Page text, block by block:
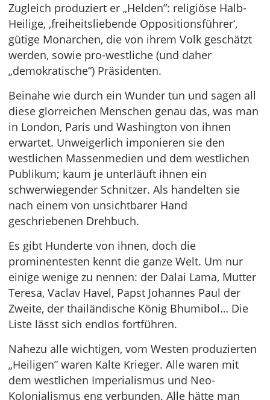
Zugleich produziert er „Helden”: religiöse Halb-
Heilige, ‚freiheitsliebende Oppositionsführer‘,
gütige Monarchen, die von ihrem Volk geschätzt
werden, sowie pro-westliche (und daher
„demokratische“) Präsidenten.
Beinahe wie durch ein Wunder tun und sagen all
diese glorreichen Menschen genau das, was man
in London, Paris und Washington von ihnen
erwartet. Unweigerlich imponieren sie den
westlichen Massenmedien und dem westlichen
Publikum; kaum je unterläuft ihnen ein
schwerwiegender Schnitzer. Als handelten sie
nach einem von unsichtbarer Hand
geschriebenen Drehbuch.
Es gibt Hunderte von ihnen, doch die
prominentesten kennt die ganze Welt. Um nur
einige wenige zu nennen: der Dalai Lama, Mutter
Teresa, Vaclav Havel, Papst Johannes Paul der
Zweite, der thailändische König Bhumibol… Die
Liste lässt sich endlos fortführen.
Nahezu alle wichtigen, vom Westen produzierten
„Heiligen” waren Kalte Krieger. Alle waren mit
dem westlichen Imperialismus und Neo-
Kolonialismus eng verbunden. Alle hätte man